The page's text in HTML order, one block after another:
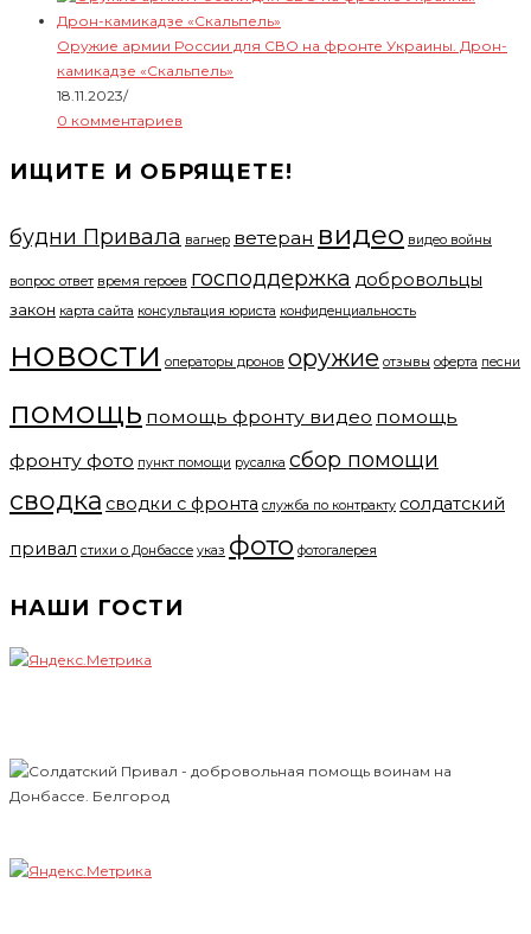
Оружие армии России для СВО на фронте Украины. Дрон-
камикадзе «Скальпель»
18.11.2023/
0 комментариев
ИЩИТЕ И ОБРЯЩЕТЕ!
будни Привала вагнер ветеран видео видео войны
вопрос ответ время героев господдержка добровольцы
закон карта сайта консультация юриста конфиденциальность
новости операторы дронов оружие отзывы оферта песни
помощь помощь фронту видео помощь
фронту фото пункт помощи русалка сбор помощи
сводка сводки с фронта служба по контракту солдатский
привал стихи о Донбассе указ фото фотогалерея
НАШИ ГОСТИ